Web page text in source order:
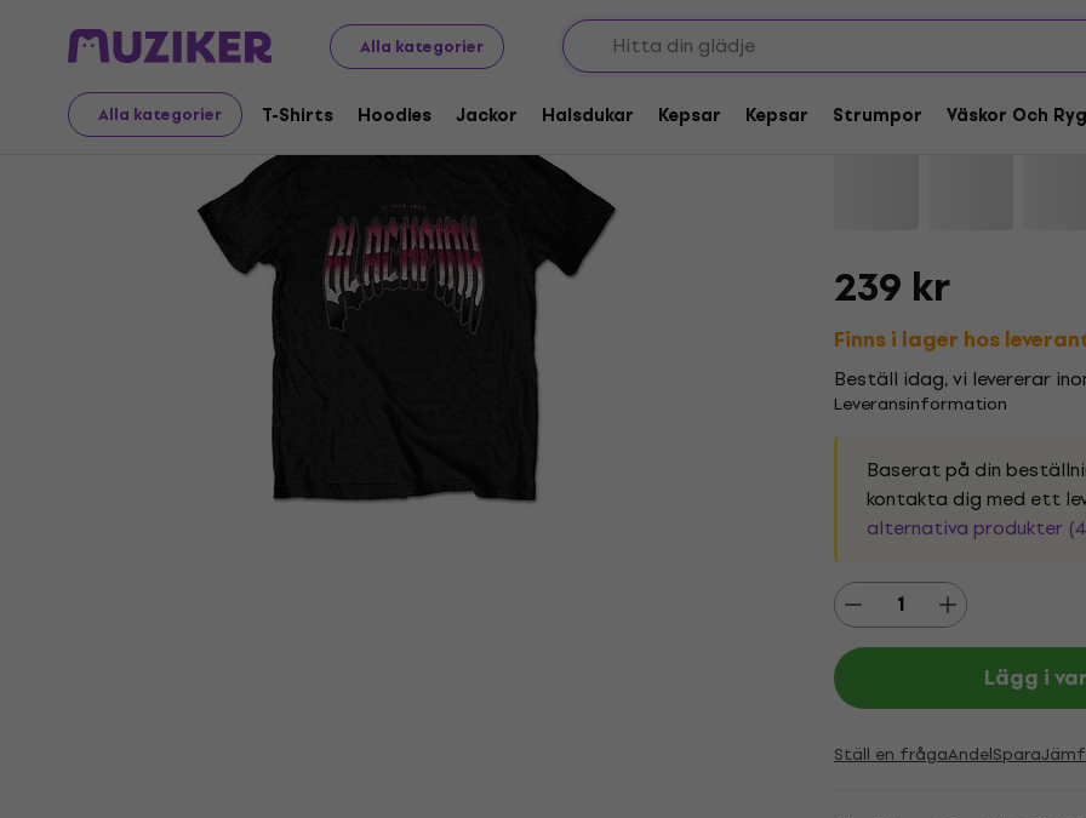
Alla kategorier
Alla kategorier T-Shirts Hoodies Jackor Halsdukar Kepsar Kepsar Strumpor Väskor Och
Merch Musikalisk Merch T-Shirts
BLACKPINK Gothic
Varumärke: BLACKPINK
239 kr
Finns i lager hos
Beställ idag, vi levererar
Leveransinformation
Baserat på din
kontakta dig med ett
alternativa produkter
Lägg i
Ställ en frågaAndelSpara